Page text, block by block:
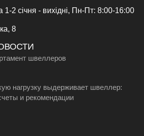
1-2 січня - вихідні, Пн-Пт: 8:00-16:00
8
швеллеров
нагрузку выдерживает швеллер:
и рекомендации